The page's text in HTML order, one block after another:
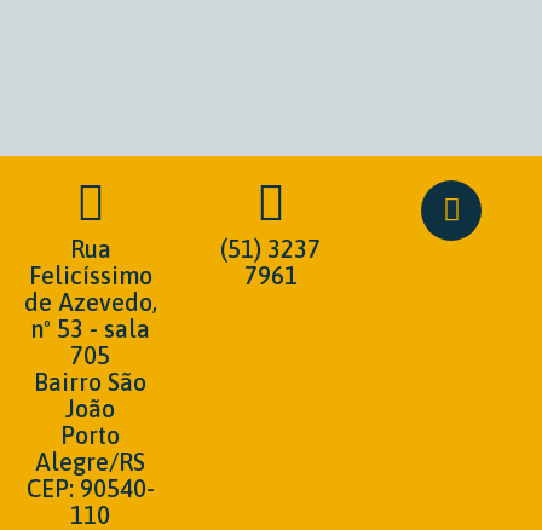
Rua
Felicíssimo
de Azevedo,
nº 53 - sala
705
Bairro São
João
Porto
Alegre/RS
CEP: 90540-
110
(51) 3237
7961